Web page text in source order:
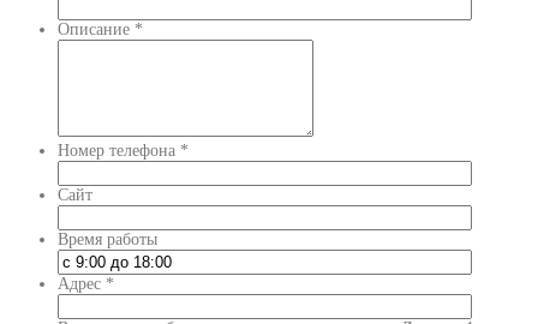
Описание *
Номер телефона *
Сайт
Время работы
Адрес *